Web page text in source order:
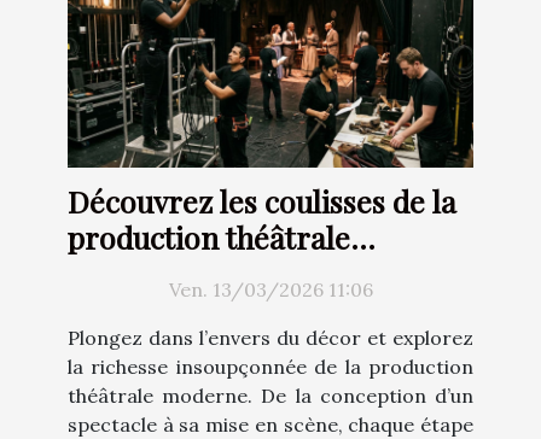
Découvrez les coulisses de la
production théâtrale
moderneVen. 13/03/2026 11:06
Plongez dans l’envers du décor et explorez
la richesse insoupçonnée de la production
théâtrale moderne. De la conception d’un
spectacle à sa mise en scène, chaque étape